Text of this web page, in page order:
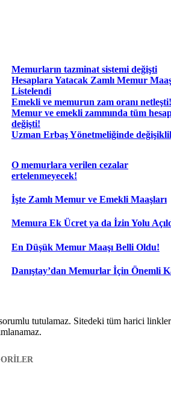
Memurların tazminat sistemi değişti
Hesaplara Yatacak Zamlı Memur
Listelendi
Emekli ve memurun zam oranı netleşti!
Memur ve emekli zammında tüm
değişti!
Uzman Erbaş Yönetmeliğinde
O memurlara verilen cezalar
ertelenmeyecek!
İşte Zamlı Memur ve Emekli Maaşları
Memura Ek Ücret ya da İzin Yolu
En Düşük Memur Maaşı Belli Oldu!
Danıştay’dan Memurlar İçin Önemli
tutulamaz. Sitedeki tüm harici